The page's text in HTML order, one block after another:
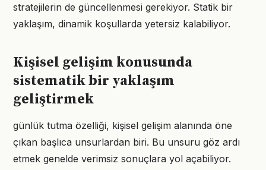
stratejilerin de güncellenmesi gerekiyor. Statik bir
yaklaşım, dinamik koşullarda yetersiz kalabiliyor.
Kişisel gelişim konusunda
sistematik bir yaklaşım
geliştirmek
günlük tutma özelliği, kişisel gelişim alanında öne
çıkan başlıca unsurlardan biri. Bu unsuru göz ardı
etmek genelde verimsiz sonuçlara yol açabiliyor.